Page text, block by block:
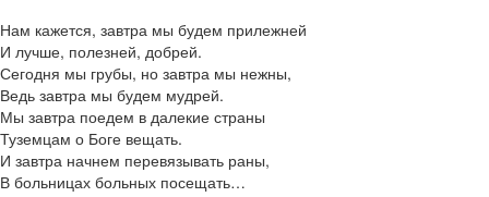
Нам кажется, завтра мы будем прилежней
И лучше, полезней, добрей.
Сегодня мы грубы, но завтра мы нежны,
Ведь завтра мы будем мудрей.
Мы завтра поедем в далекие страны
Туземцам о Боге вещать.
И завтра начнем перевязывать раны,
В больницах больных посещать…